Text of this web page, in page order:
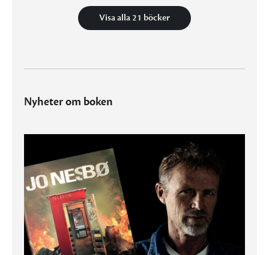
Visa alla 21 böcker
Nyheter om boken